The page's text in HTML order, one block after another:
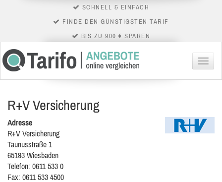
SCHNELL & EINFACH
FINDE DEN GÜNSTIGSTEN TARIF
BIS ZU 900 € SPAREN
Menü
R+V Versicherung
Adresse
R+V Versicherung
Taunusstraße 1
65193 Wiesbaden
Telefon: 0611 533 0
Fax: 0611 533 4500